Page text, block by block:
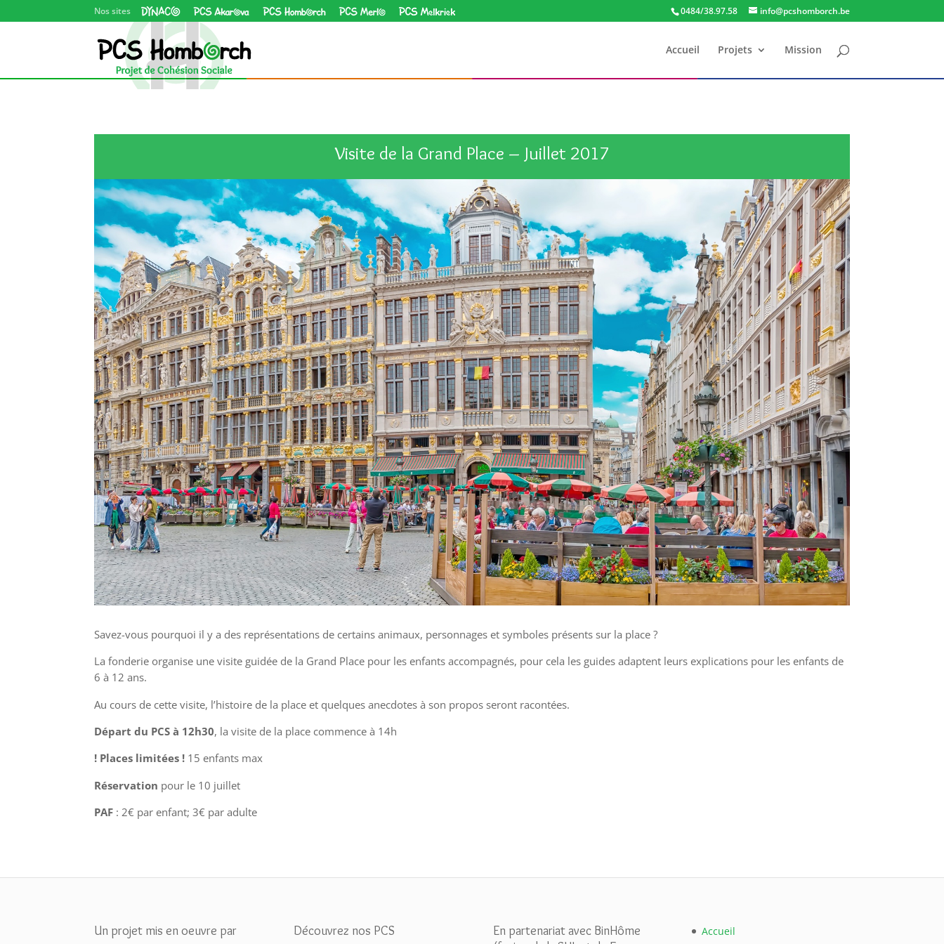
0484/38.97.58 info@pcshomborch.be
Dynaco asbl PCS Akarova PCS Homborch PCS Merlo
Accueil Projets Mission
Visite de la Grand Place – Juillet 2017
Savez-vous pourquoi il y a des représentations de certains animaux, personnages et symboles présents sur la place ?
La fonderie organise une visite guidée de la Grand Place pour les enfants accompagnés, pour cela les guides adaptent leurs explications pour les enfants de
6 à 12 ans.
Au cours de cette visite, l’histoire de la place et quelques anecdotes à son propos seront racontées.
Départ du PCS à 12h30, la visite de la place commence à 14h
! Places limitées ! 15 enfants max
Réservation pour le 10 juillet
PAF : 2€ par enfant; 3€ par adulte
Un projet mis en oeuvre par Découvrez nos PCS
En partenariat avec BinHôme
Accueil